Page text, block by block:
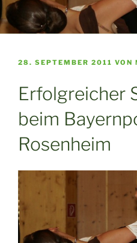
VERÖFFENTLICHT
28. SEPTEMBER 2011 VON
Erfolgreicher
beim
Rosenheim